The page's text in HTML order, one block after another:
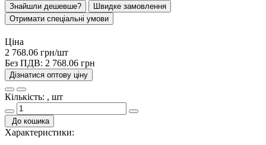
Знайшли дешевше?
Швидке замовлення
Отримати спеціальні умови
Ціна
2 768.06 грн/шт
Без ПДВ: 2 768.06 грн
Дізнатися оптову ціну
Кількість: , шт
До кошика
Характеристики: